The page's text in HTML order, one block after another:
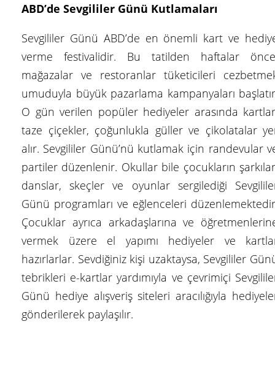
ABD’de Sevgililer Günü Kutlamaları
Sevgililer Günü ABD’de en önemli kart ve
verme festivalidir. Bu tatilden haftalar
mağazalar ve restoranlar tüketicileri
umuduyla büyük pazarlama kampanyaları
O gün verilen popüler hediyeler arasında
taze çiçekler, çoğunlukla güller ve çikolatalar
alır. Sevgililer Günü’nü kutlamak için randevular
partiler düzenlenir. Okullar bile çocukların
danslar, skeçler ve oyunlar sergilediği
Günü programları ve eğlenceleri
Çocuklar ayrıca arkadaşlarına ve
vermek üzere el yapımı hediyeler ve
hazırlarlar. Sevdiğiniz kişi uzaktaysa, Sevgililer
tebrikleri e-kartlar yardımıyla ve çevrimiçi
Günü hediye alışveriş siteleri aracılığıyla
gönderilerek paylaşılır.